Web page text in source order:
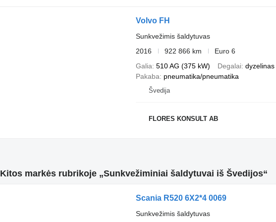
Volvo FH
Sunkvežimis šaldytuvas
2016
922 866 km
Euro 6
Galia 510 AG (375 kW) Degalai dyzelinas
Pakaba
pneumatika/pneumatika
Švedija
FLORES KONSULT AB
Kitos markės rubrikoje „Sunkvežiminiai šaldytuvai iš Švedijos“
Scania R520 6X2*4 0069
Sunkvežimis šaldytuvas